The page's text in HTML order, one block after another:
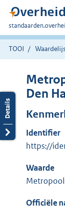
U
bent
hier:
TOOI
Den
Identifier
https://
Waarde
Officiële